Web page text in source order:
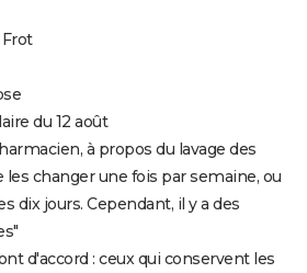
du 12 août
à propos du lavage des
les changer une fois par semaine, ou
dix jours. Cependant, il y a des
d'accord : ceux qui conservent les